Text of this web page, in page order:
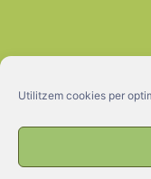
Utilitzem cookies per